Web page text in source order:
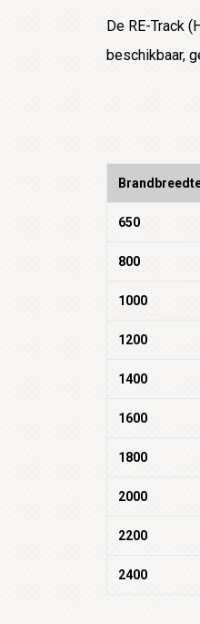
De RE-Track
beschikbaar,
650
800
1000
1200
1400
1600
1800
2000
2200
2400